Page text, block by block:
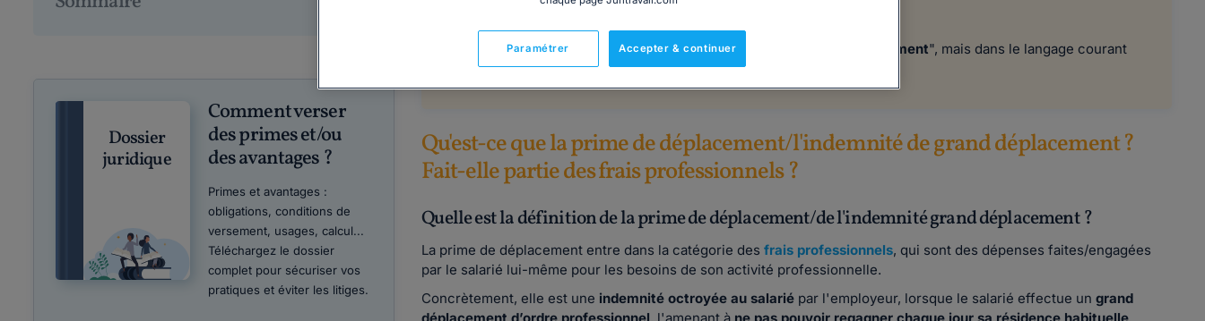
Dossier
juridique
Comment verser
des primes et/ou
des avantages ?
Primes et avantages :
obligations, conditions de
versement, usages, calcul...
Téléchargez le dossier
complet pour sécuriser vos
pratiques et éviter les litiges.
Le terme officiel est "indemnité de grand déplacement", mais dans le langage courant
on parle de "prime de déplacement".
Qu'est-ce que la prime de déplacement/l'indemnité de grand déplacement ?
Fait-elle partie des frais professionnels ?
Quelle est la définition de la prime de déplacement/de l'indemnité grand déplacement ?
La prime de déplacement entre dans la catégorie desfrais professionnels, qui sont des dépenses faites/engagées
par le salarié lui-même pour les besoins de son activité professionnelle.
Concrètement, elle est une indemnité octroyée au salarié par l'employeur, lorsque le salarié effectue un grand
Accepter & continuer
Paramétrer